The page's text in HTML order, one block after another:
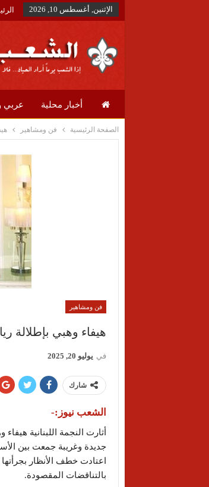
الإثنين, أغسطس 10, 2026
أخبار محلية عربي
الصفحة الرئيسية فن ومشاهير
فن ومشاهير
هيفاء وهبي بإطلالة
في يوليو 20, 2025
شارك
الشعب نيوز:-
أثارت النجمة اللبنانية
جديدة وغريبة جمعت بين
اعتادت خطف الأنظار
بالتناقضات المقصودة.